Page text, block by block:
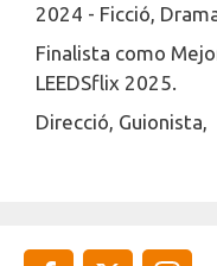
2024 - Ficció,
Finalista como
LEEDSflix 2025.
Direcció, Guionista,